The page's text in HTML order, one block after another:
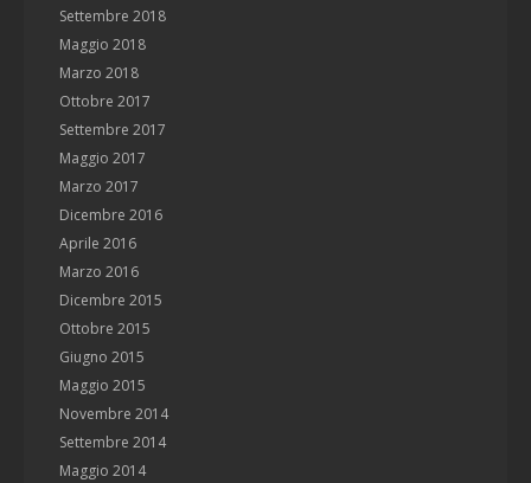
Settembre 2018
Maggio 2018
Marzo 2018
Ottobre 2017
Settembre 2017
Maggio 2017
Marzo 2017
Dicembre 2016
Aprile 2016
Marzo 2016
Dicembre 2015
Ottobre 2015
Giugno 2015
Maggio 2015
Novembre 2014
Settembre 2014
Maggio 2014